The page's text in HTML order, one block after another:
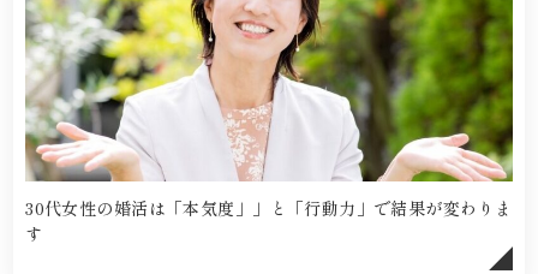
30代女性の婚活は「本気度」」と「行動力」で結果が変わりま
す